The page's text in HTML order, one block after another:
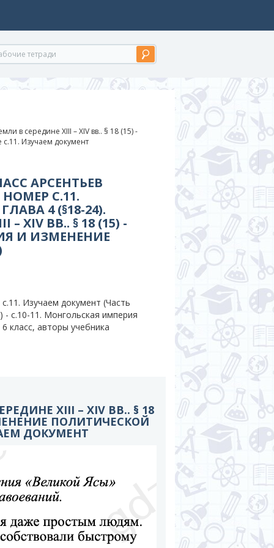
в середине XIII – XIV вв.. § 18 (15) -
Изучаем документ
АРСЕНТЬЕВ
С.11.
4 (§18-24).
XIV ВВ.. § 18 (15) -
И ИЗМЕНЕНИЕ
Изучаем документ (Часть
- c.10-11. Монгольская империя
класс, авторы учебника
XIII – XIV ВВ.. § 18
ПОЛИТИЧЕСКОЙ
ДОКУМЕНТ